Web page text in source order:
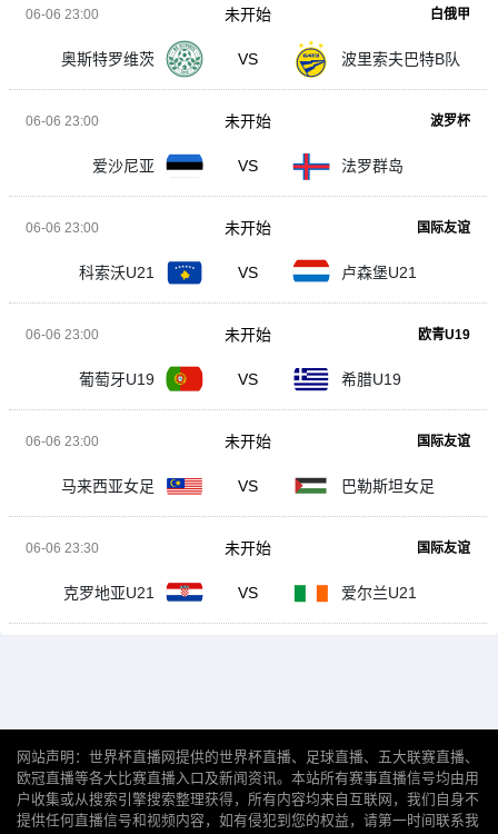
06-06 23:00 白俄甲
奥斯特罗维茨 VS 波里索夫巴特B队
未开始
06-06 23:00 波罗杯
爱沙尼亚 VS 法罗群岛
未开始
06-06 23:00 国际友谊
科索沃U21 VS 卢森堡U21
未开始
06-06 23:00 欧青U19
葡萄牙U19 VS 希腊U19
未开始
06-06 23:00 国际友谊
马来西亚女足 VS 巴勒斯坦女足
未开始
06-06 23:30 国际友谊
克罗地亚U21 VS 爱尔兰U21
未开始
网站声明：世界杯直播网提供的世界杯直播、足球直播、五大联赛直播、
欧冠直播等各大比赛直播入口及新闻资讯。本站所有赛事直播信号均由用
户收集或从搜索引擎搜索整理获得，所有内容均来自互联网，我们自身不
提供任何直播信号和视频内容，如有侵犯到您的权益，请第一时间联系我